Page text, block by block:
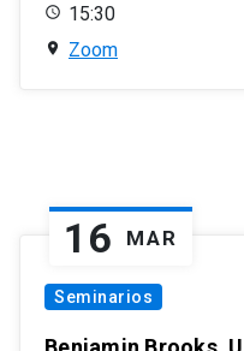
15:30
Zoom
16 MAR
Seminarios